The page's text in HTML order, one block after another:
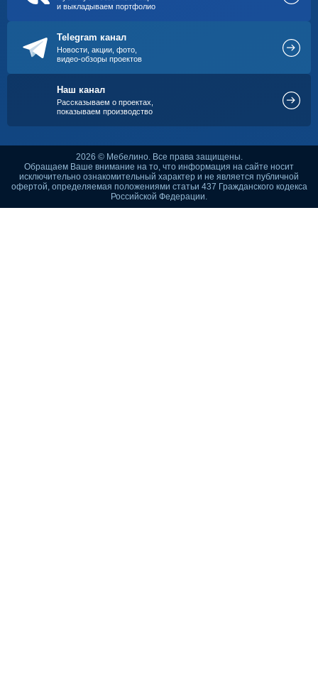
и выкладываем портфолио
Telegram канал
Новости, акции, фото,
видео-обзоры проектов
Наш канал
Рассказываем о проектах,
показываем производство
2026 © Мебелино. Все права защищены.
Обращаем Ваше внимание на то, что информация на сайте носит
исключительно ознакомительный характер и не является публичной
офертой, определяемая положениями статьи 437 Гражданского кодекса
Российской Федерации.